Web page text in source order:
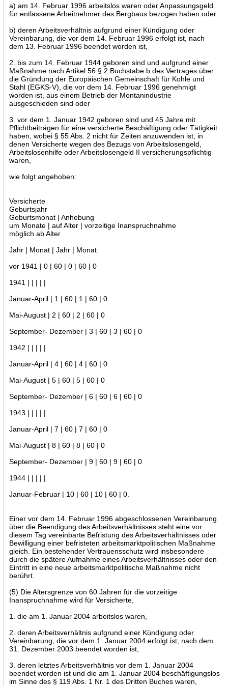
a) am 14. Februar 1996 arbeitslos waren oder Anpassungsgeld
für entlassene Arbeitnehmer des Bergbaus bezogen haben oder
b) deren Arbeitsverhältnis aufgrund einer Kündigung oder
Vereinbarung, die vor dem 14. Februar 1996 erfolgt ist, nach
dem 13. Februar 1996 beendet worden ist,
2. bis zum 14. Februar 1944 geboren sind und aufgrund einer
Maßnahme nach Artikel 56 § 2 Buchstabe b des Vertrages über
die Gründung der Europäischen Gemeinschaft für Kohle und
Stahl (EGKS-V), die vor dem 14. Februar 1996 genehmigt
worden ist, aus einem Betrieb der Montanindustrie
ausgeschieden sind oder
3. vor dem 1. Januar 1942 geboren sind und 45 Jahre mit
Pflichtbeiträgen für eine versicherte Beschäftigung oder Tätigkeit
haben, wobei § 55 Abs. 2 nicht für Zeiten anzuwenden ist, in
denen Versicherte wegen des Bezugs von Arbeitslosengeld,
Arbeitslosenhilfe oder Arbeitslosengeld II versicherungspflichtig
waren,
wie folgt angehoben:
Versicherte
Geburtsjahr
Geburtsmonat | Anhebung
um Monate | auf Alter | vorzeitige Inanspruchnahme
möglich ab Alter
Jahr | Monat | Jahr | Monat
vor 1941 | 0 | 60 | 0 | 60 | 0
1941 | | | | |
Januar-April | 1 | 60 | 1 | 60 | 0
Mai-August | 2 | 60 | 2 | 60 | 0
September- Dezember | 3 | 60 | 3 | 60 | 0
1942 | | | | |
Januar-April | 4 | 60 | 4 | 60 | 0
Mai-August | 5 | 60 | 5 | 60 | 0
September- Dezember | 6 | 60 | 6 | 60 | 0
1943 | | | | |
Januar-April | 7 | 60 | 7 | 60 | 0
Mai-August | 8 | 60 | 8 | 60 | 0
September- Dezember | 9 | 60 | 9 | 60 | 0
1944 | | | | |
Januar-Februar | 10 | 60 | 10 | 60 | 0.
Einer vor dem 14. Februar 1996 abgeschlossenen Vereinbarung
über die Beendigung des Arbeitsverhältnisses steht eine vor
diesem Tag vereinbarte Befristung des Arbeitsverhältnisses oder
Bewilligung einer befristeten arbeitsmarktpolitischen Maßnahme
gleich. Ein bestehender Vertrauensschutz wird insbesondere
durch die spätere Aufnahme eines Arbeitsverhältnisses oder den
Eintritt in eine neue arbeitsmarktpolitische Maßnahme nicht
berührt.
(5) Die Altersgrenze von 60 Jahren für die vorzeitige
Inanspruchnahme wird für Versicherte,
1. die am 1. Januar 2004 arbeitslos waren,
2. deren Arbeitsverhältnis aufgrund einer Kündigung oder
Vereinbarung, die vor dem 1. Januar 2004 erfolgt ist, nach dem
31. Dezember 2003 beendet worden ist,
3. deren letztes Arbeitsverhältnis vor dem 1. Januar 2004
beendet worden ist und die am 1. Januar 2004 beschäftigungslos
im Sinne des § 119 Abs. 1 Nr. 1 des Dritten Buches waren,